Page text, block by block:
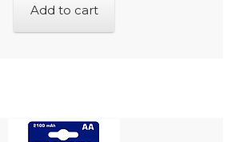
Add to cart